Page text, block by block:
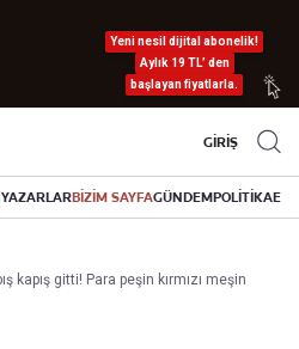
Yeni nesil dijital abonelik!
Aylık 19 TL’ den
başlayan fiyatlarla.
GİRİŞ
YAZARLARBİZİM SAYFAGÜNDEMPOLİTİKA
kapış gitti! Para peşin kırmızı meşin